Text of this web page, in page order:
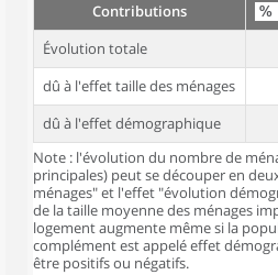
Contributions
Évolution totale
dû à l'effet taille des ménages
dû à l'effet démographique
Note : l'évolution du nombre de
principales) peut se découper en
ménages" et l'effet "évolution
de la taille moyenne des ménages
logement augmente même si la
complément est appelé effet
être positifs ou négatifs.